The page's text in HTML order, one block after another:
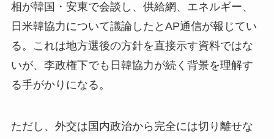
相が韓国・安東で会談し、供給網、エネルギー、
日米韓協力について議論したとAP通信が報じてい
る。これは地方選後の方針を直接示す資料ではな
いが、李政権下でも日韓協力が続く背景を理解す
る手がかりになる。
ただし、外交は国内政治から完全には切り離せな